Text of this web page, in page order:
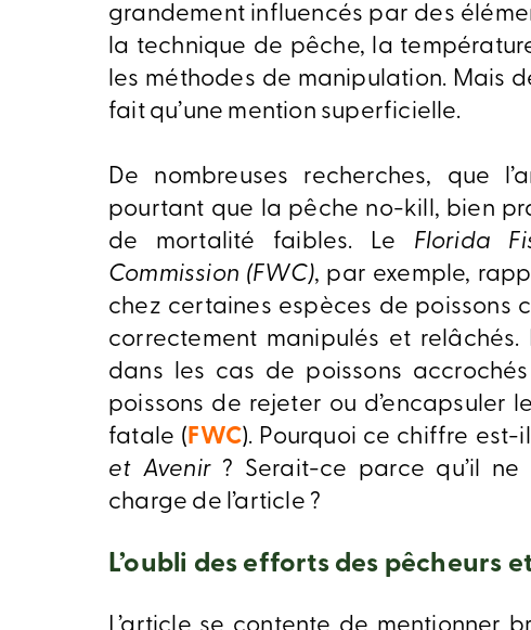
grandement influencés par des
la technique de pêche, la
les méthodes de manipulation. Mais
fait qu’une mention superficielle.
De nombreuses recherches, que
pourtant que la pêche no-kill, bien
de mortalité faibles. Le Florida
Commission (FWC), par exemple,
chez certaines espèces de poissons
correctement manipulés et
dans les cas de poissons
poissons de rejeter ou d’encapsuler
fatale ​(FWC). Pourquoi ce chiffre
et Avenir? Serait-ce parce qu’il ne
charge de l’article ?
L’oubli des efforts des pêcheurs